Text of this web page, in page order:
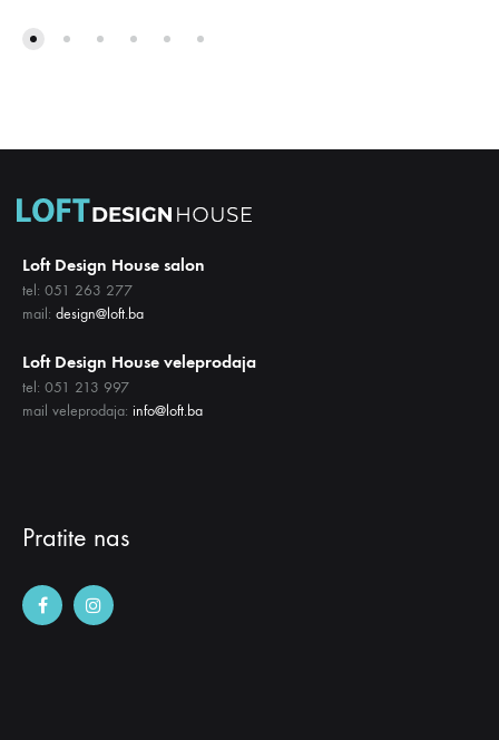
Loft Design House salon
tel: 051 263 277
mail: design@loft.ba
Loft Design House veleprodaja
tel: 051 213 997
mail veleprodaja: info@loft.ba
Pratite nas